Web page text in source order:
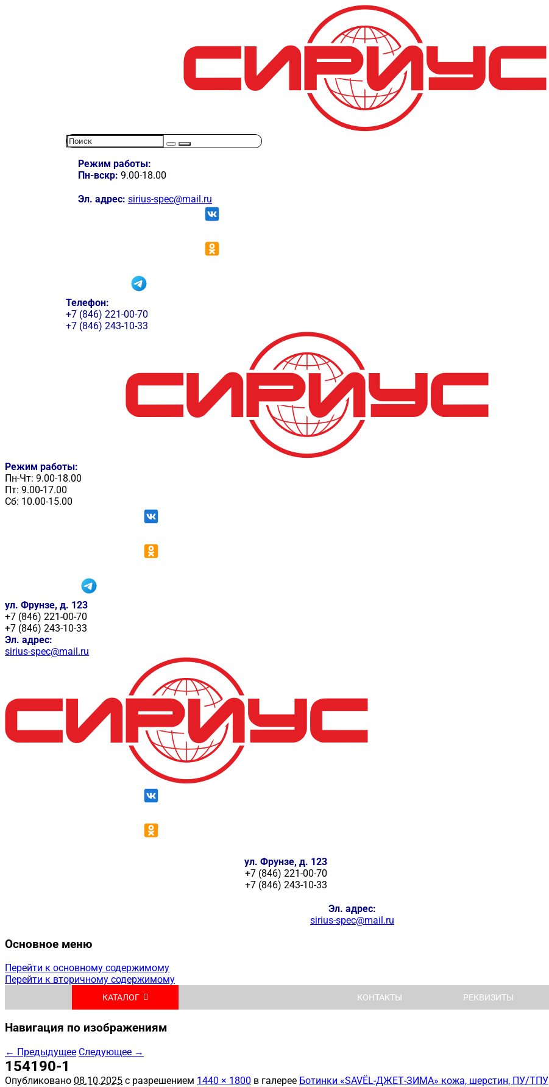
Режим работы:
Пн-вскр: 9.00-18.00
Эл. адрес: sirius-spec@mail.ru
Телефон:
+7 (846) 221-00-70
+7 (846) 243-10-33
Режим работы:
Пн-Чт: 9.00-18.00
Пт: 9.00-17.00
Сб: 10.00-15.00
ул. Фрунзе, д. 123
+7 (846) 221-00-70
+7 (846) 243-10-33
Эл. адрес:
sirius-spec@mail.ru
ул. Фрунзе, д. 123
+7 (846) 221-00-70
+7 (846) 243-10-33
Эл. адрес:
sirius-spec@mail.ru
Основное меню
Перейти к основному содержимому
Перейти к вторичному содержимому
КАТАЛОГ КОНТАКТЫ РЕКВИЗИТЫ
Навигация по изображениям
← Предыдущее Следующее →
154190-1
Опубликовано 08.10.2025 с разрешением 1440 × 1800 в галерее Ботинки «SAVЁL-ДЖЕТ-ЗИМА» кожа, шерстин, ПУ/ТПУ